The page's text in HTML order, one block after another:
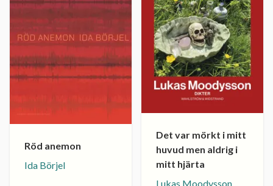
Röd anemon
Ida Börjel
Det var mörkt i mitt
huvud men aldrig i
mitt hjärta
Lukas Moodysson